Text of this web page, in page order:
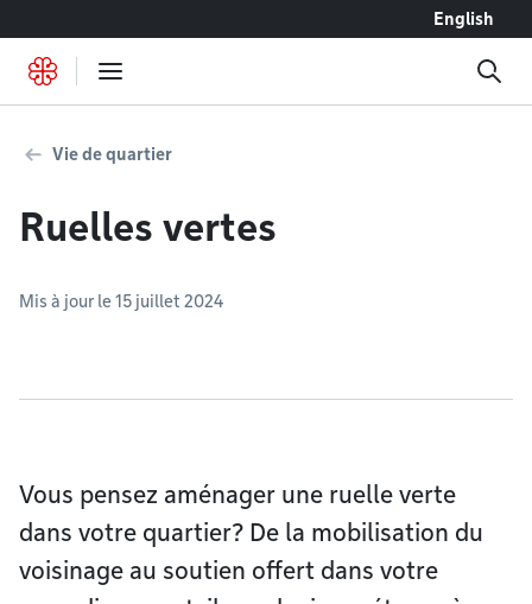
English
Vie de quartier
Ruelles vertes
Mis à jour le 15 juillet 2024
Vous pensez aménager une ruelle verte
dans votre quartier? De la mobilisation du
voisinage au soutien offert dans votre